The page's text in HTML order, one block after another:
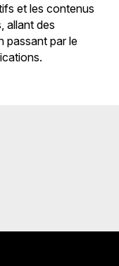
et les contenus
allant des
passant par le